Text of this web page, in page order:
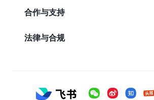
合作与支持
法律与合规